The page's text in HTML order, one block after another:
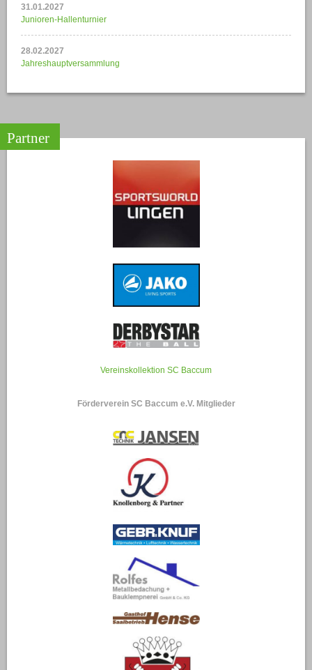
31.01.2027
Junioren-Hallenturnier
28.02.2027
Jahreshauptversammlung
Partner
Vereinskollektion SC Baccum
Förderverein SC Baccum e.V. Mitglieder